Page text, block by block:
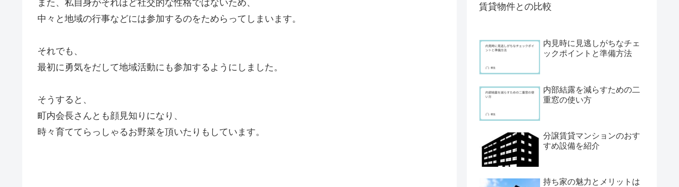
また、私自身がそれほど社交的な性格ではないため、
中々と地域の行事などには参加するのをためらってしまいます。
それでも、
最初に勇気をだして地域活動にも参加するようにしました。
そうすると、
町内会長さんとも顔見知りになり、
時々育ててらっしゃるお野菜を頂いたりもしています。
賃貸物件との比較
内見時に見逃しがちなチェ
ックポイントと準備方法
内部結露を減らすための二
重窓の使い方
分譲賃貸マンションのおす
すめ設備を紹介
持ち家の魅力とメリットは